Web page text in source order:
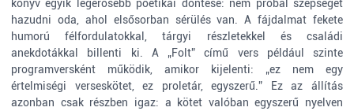
könyv egyik legerősebb poétikai döntése: nem próbál szépséget
hazudni oda, ahol elsősorban sérülés van. A fájdalmat fekete
humorú félfordulatokkal, tárgyi részletekkel és családi
anekdotákkal billenti ki. A „Folt” című vers például szinte
programversként működik, amikor kijelenti: „ez nem egy
értelmiségi verseskötet, ez proletár, egyszerű.” Ez az állítás
azonban csak részben igaz: a kötet valóban egyszerű nyelven